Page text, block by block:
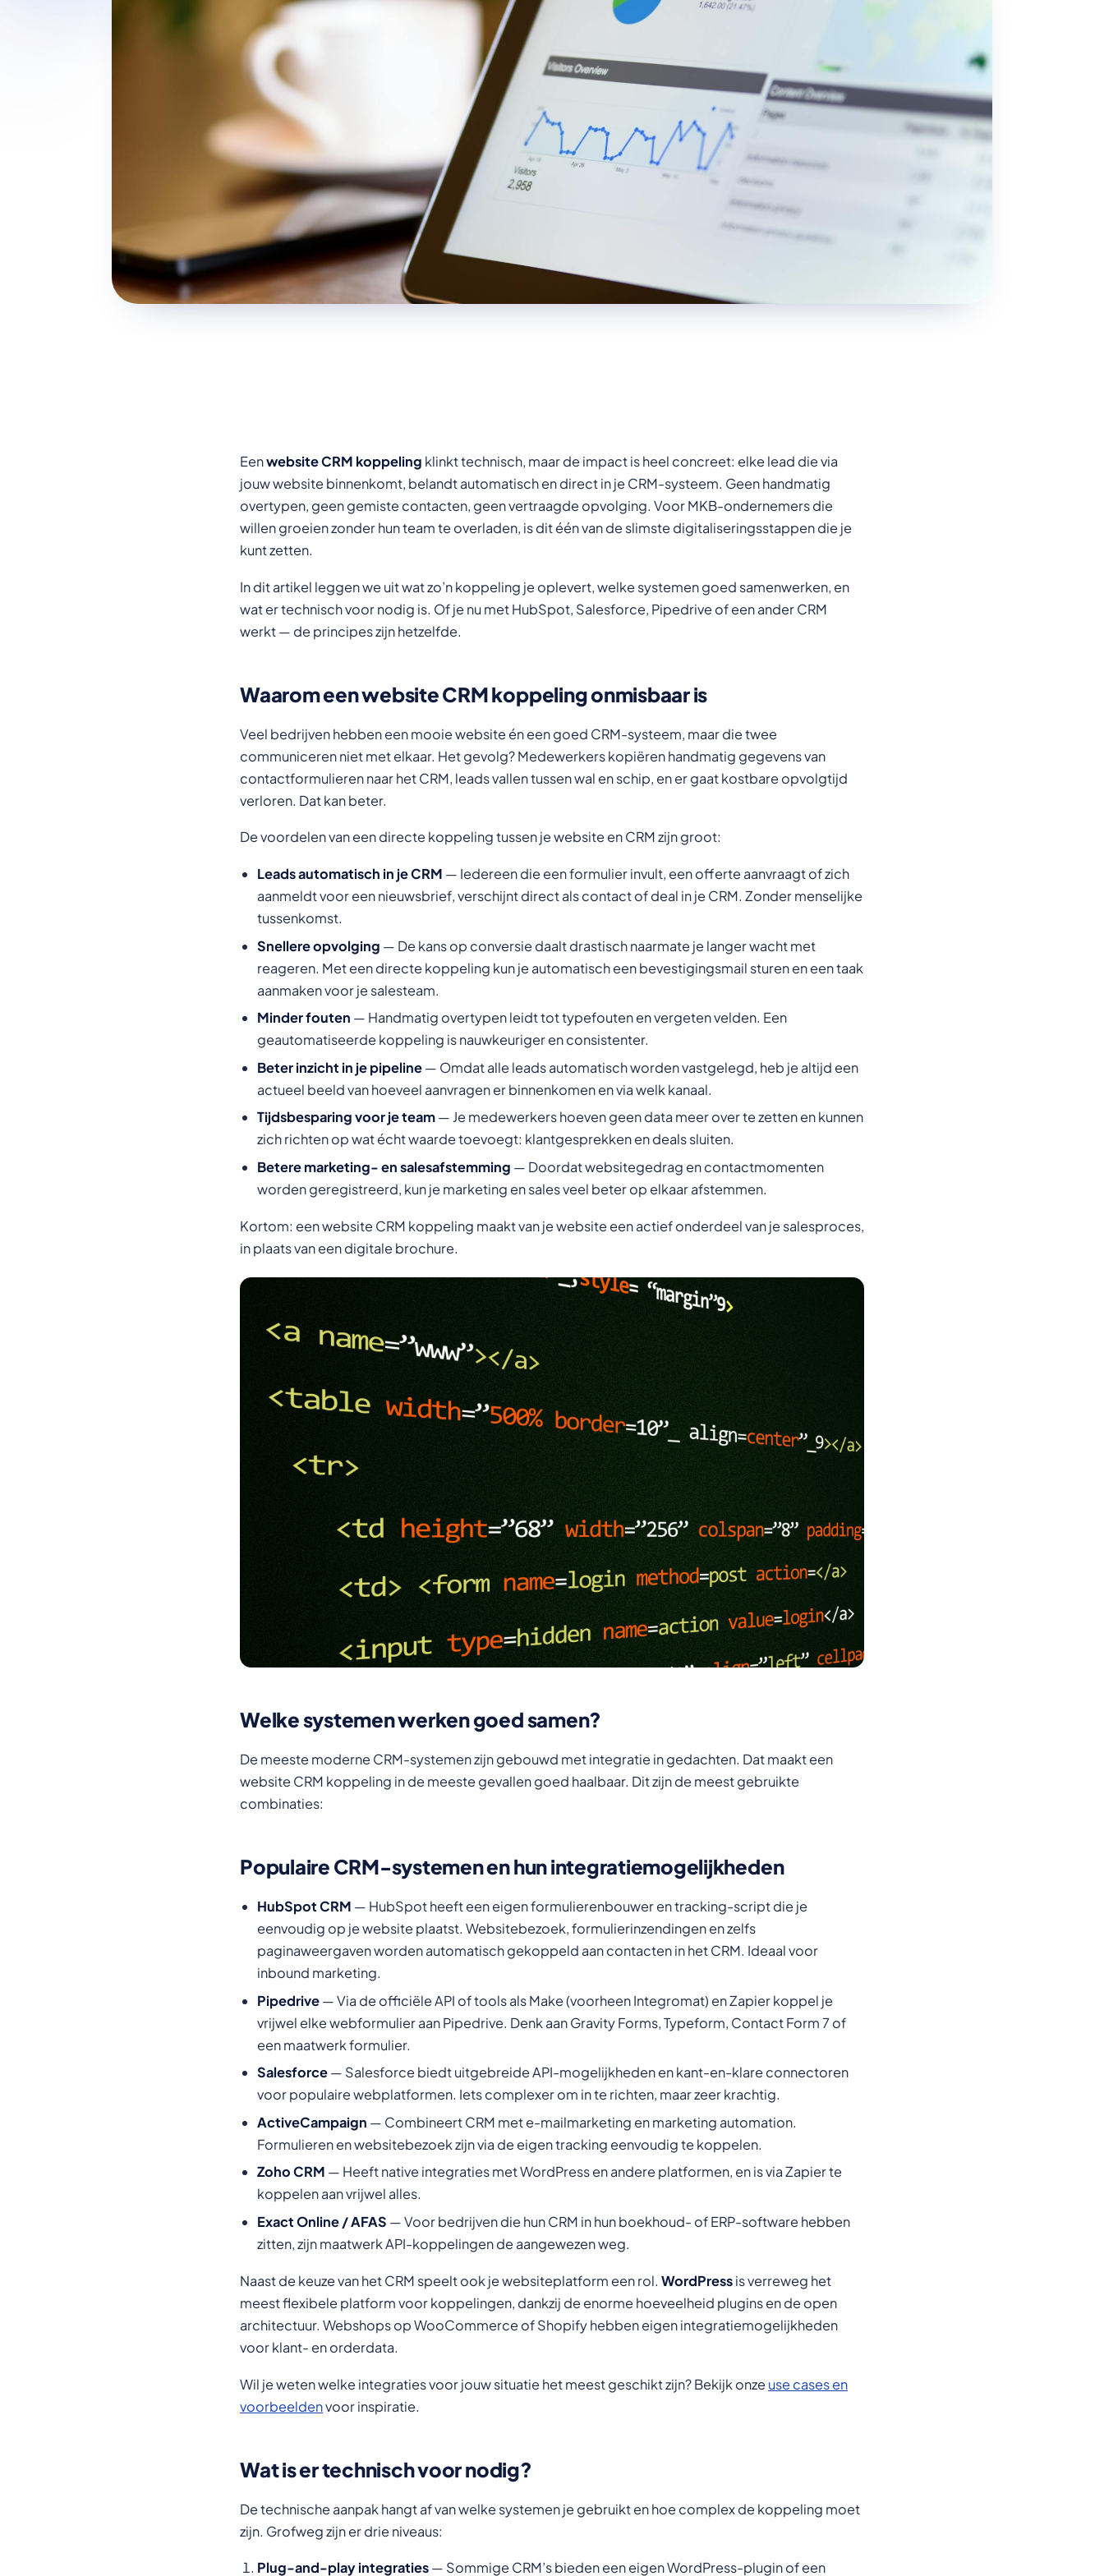
Eenwebsite CRM koppeling klinkt technisch, maar de impact is heel concreet: elke lead die via
jouw website binnenkomt, belandt automatisch en direct in je CRM-systeem. Geen handmatig
overtypen, geen gemiste contacten, geen vertraagde opvolging. Voor MKB-ondernemers die
willen groeien zonder hun team te overladen, is dit één van de slimste digitaliseringsstappen die je
kunt zetten.
In dit artikel leggen we uit wat zo’n koppeling je oplevert, welke systemen goed samenwerken, en
wat er technisch voor nodig is. Of je nu met HubSpot, Salesforce, Pipedrive of een ander CRM
werkt — de principes zijn hetzelfde.
Waarom een website CRM koppeling onmisbaar is
Veel bedrijven hebben een mooie website én een goed CRM-systeem, maar die twee
communiceren niet met elkaar. Het gevolg? Medewerkers kopiëren handmatig gegevens van
contactformulieren naar het CRM, leads vallen tussen wal en schip, en er gaat kostbare opvolgtijd
verloren. Dat kan beter.
De voordelen van een directe koppeling tussen je website en CRM zijn groot:
Leads automatisch in je CRM — Iedereen die een formulier invult, een offerte aanvraagt of zich
aanmeldt voor een nieuwsbrief, verschijnt direct als contact of deal in je CRM. Zonder menselijke
tussenkomst.
Snellere opvolging — De kans op conversie daalt drastisch naarmate je langer wacht met
reageren. Met een directe koppeling kun je automatisch een bevestigingsmail sturen en een taak
aanmaken voor je salesteam.
Minder fouten — Handmatig overtypen leidt tot typefouten en vergeten velden. Een
geautomatiseerde koppeling is nauwkeuriger en consistenter.
Beter inzicht in je pipeline— Omdat alle leads automatisch worden vastgelegd, heb je altijd een
actueel beeld van hoeveel aanvragen er binnenkomen en via welk kanaal.
Tijdsbesparing voor je team— Je medewerkers hoeven geen data meer over te zetten en kunnen
zich richten op wat écht waarde toevoegt: klantgesprekken en deals sluiten.
Betere marketing- en salesafstemming — Doordat websitegedrag en contactmomenten
worden geregistreerd, kun je marketing en sales veel beter op elkaar afstemmen.
Kortom: een website CRM koppeling maakt van je website een actief onderdeel van je salesproces,
in plaats van een digitale brochure.
Welke systemen werken goed samen?
De meeste moderne CRM-systemen zijn gebouwd met integratie in gedachten. Dat maakt een
website CRM koppeling in de meeste gevallen goed haalbaar. Dit zijn de meest gebruikte
combinaties:
Populaire CRM-systemen en hun integratiemogelijkheden
HubSpot CRM — HubSpot heeft een eigen formulierenbouwer en tracking-script die je
eenvoudig op je website plaatst. Websitebezoek, formulierinzendingen en zelfs
paginaweergaven worden automatisch gekoppeld aan contacten in het CRM. Ideaal voor
inbound marketing.
Pipedrive— Via de officiële API of tools als Make (voorheen Integromat) en Zapier koppel je
vrijwel elke webformulier aan Pipedrive. Denk aan Gravity Forms, Typeform, Contact Form 7 of
een maatwerk formulier.
Salesforce— Salesforce biedt uitgebreide API-mogelijkheden en kant-en-klare connectoren
voor populaire webplatformen. Iets complexer om in te richten, maar zeer krachtig.
ActiveCampaign — Combineert CRM met e-mailmarketing en marketing automation.
Formulieren en websitebezoek zijn via de eigen tracking eenvoudig te koppelen.
Zoho CRM — Heeft native integraties met WordPress en andere platformen, en is via Zapier te
koppelen aan vrijwel alles.
Exact Online / AFAS — Voor bedrijven die hun CRM in hun boekhoud- of ERP-software hebben
zitten, zijn maatwerk API-koppelingen de aangewezen weg.
Naast de keuze van het CRM speelt ook je websiteplatform een rol. WordPressis verreweg het
meest flexibele platform voor koppelingen, dankzij de enorme hoeveelheid plugins en de open
architectuur. Webshops op WooCommerce of Shopify hebben eigen integratiemogelijkheden
voor klant- en orderdata.
Wil je weten welke integraties voor jouw situatie het meest geschikt zijn? Bekijk onzeuse cases en
voorbeeldenvoor inspiratie.
Wat is er technisch voor nodig?
De technische aanpak hangt af van welke systemen je gebruikt en hoe complex de koppeling moet
zijn. Grofweg zijn er drie niveaus:
Plug-and-play integraties— Sommige CRM’s bieden een eigen WordPress-plugin of een